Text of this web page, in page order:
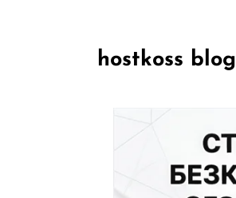
hostkoss blog